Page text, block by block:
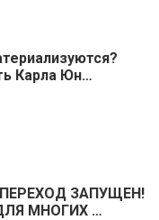
Карла Юн…
ЗАПУЩЕН!
МНОГИХ …